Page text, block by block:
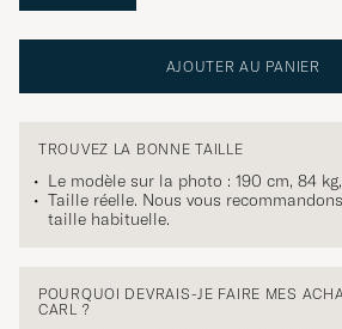
AJOUTER AU PANIER
TROUVEZ LA BONNE TAILLE
Le modèle sur la photo : 190 cm, 84
Taille réelle. Nous vous
taille habituelle.
POURQUOI DEVRAIS-JE FAIRE MES
CARL ?